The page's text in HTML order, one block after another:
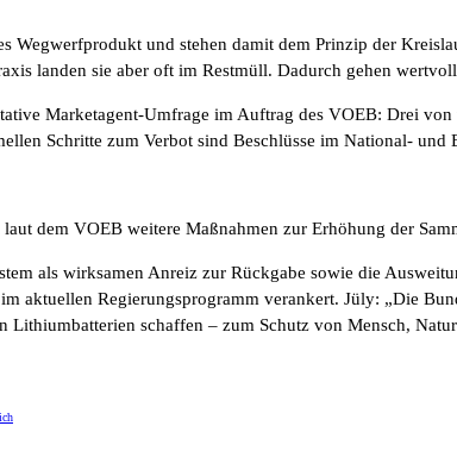
Wegwerfprodukt und stehen damit dem Prinzip der
landen sie aber oft im Restmüll. Dadurch gehen
Marketagent-Umfrage im Auftrag des VOEB: Drei
Schritte zum Verbot sind Beschlüsse im National-
dem VOEB weitere Maßnahmen zur Erhöhung der
als wirksamen Anreiz zur Rückgabe sowie die
aktuellen Regierungsprogramm verankert. Jüly: „Die
Lithiumbatterien schaffen – zum Schutz von Mensch,